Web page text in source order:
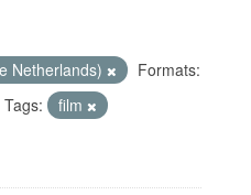
Netherlands)
Formats:
Tags:
film